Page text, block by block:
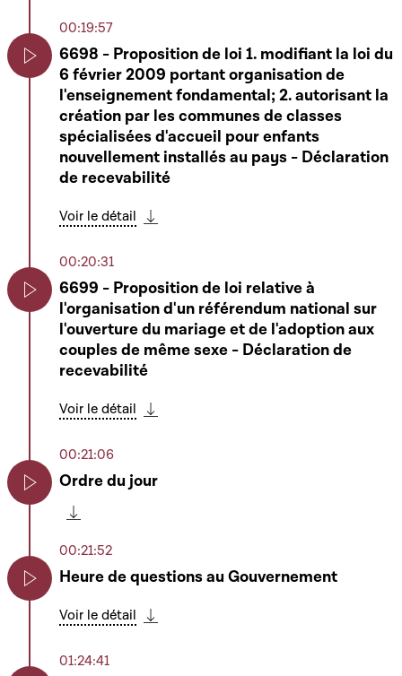
00:19:57
6698 - Proposition de loi 1. modifiant la loi du
6 février 2009 portant organisation de
l'enseignement fondamental; 2. autorisant la
création par les communes de classes
spécialisées d'accueil pour enfants
nouvellement installés au pays - Déclaration
de recevabilité
Voir le détail
00:20:31
6699 - Proposition de loi relative à
l'organisation d'un référendum national sur
l'ouverture du mariage et de l'adoption aux
couples de même sexe - Déclaration de
recevabilité
Voir le détail
00:21:06
Ordre du jour
00:21:52
Heure de questions au Gouvernement
Voir le détail
01:24:41